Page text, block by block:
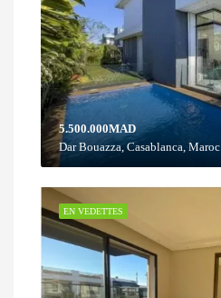
5.500.000MAD
Dar Bouazza, Casablanca, Maroc
EN VEDETTES